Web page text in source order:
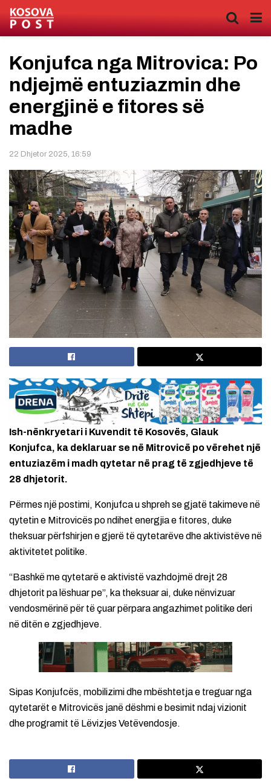
Konjufca nga Mitrovica: Po
ndjejmë entuziazmin dhe
energjinë e fitores së
madhe
22 Dhjetor 2025, 16:59
Ish-nënkryetari i Kuvendit të Kosovës, Glauk
Konjufca, ka deklaruar se në Mitrovicë po vërehet një
entuziazëm i madh qytetar në prag të zgjedhjeve të
28 dhjetorit.
Përmes një postimi, Konjufca u shpreh se gjatë takimeve në
qytetin e Mitrovicës po ndihet energjia e fitores, duke
theksuar përfshirjen e gjerë të qytetarëve dhe aktivistëve në
aktivitetet politike.
“Bashkë me qytetarë e aktivistë vazhdojmë drejt 28
dhjetorit pa lëshuar pe”, ka theksuar ai, duke nënvizuar
vendosmërinë për të çuar përpara angazhimet politike deri
në ditën e zgjedhjeve.
Sipas Konjufcës, mobilizimi dhe mbështetja e treguar nga
qytetarët e Mitrovicës janë dëshmi e besimit ndaj vizionit
dhe programit të Lëvizjes Vetëvendosje.